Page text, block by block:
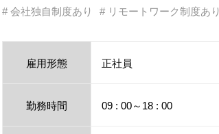
# 会社独自制度あり
# リモートワーク制度あり
雇用形態 正社員
勤務時間 09 : 00～18 : 00